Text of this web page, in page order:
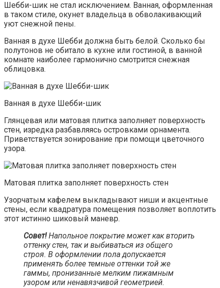
Шебби-шик не стал исключением. Ванная, оформленная
в таком стиле, окунет владельца в обволакивающий
уют снежной пены.
Ванная в духе Шебби должна быть белой. Сколько бы
полутонов не обитало в кухне или гостиной, в ванной
комнате наиболее гармонично смотрится снежная
облицовка.
Ванная в духе Шебби-шик
Глянцевая или матовая плитка заполняет поверхность
стен, изредка разбавляясь островками орнамента.
Приветствуется зонирование при помощи цветочного
узора.
Матовая плитка заполняет поверхность стен
Узорчатым кафелем выкладывают ниши и акцентные
стены, если квадратура помещения позволяет воплотить
этот истинно шиковый маневр.
Совет!Напольное покрытие может как вторить
оттенку стен, так и выбиваться из общего
строя. В оформлении пола допускается
применять более темные оттенки той же
гаммы, пронизанные мелким пижамным
узором или ненавязчивой геометрией.